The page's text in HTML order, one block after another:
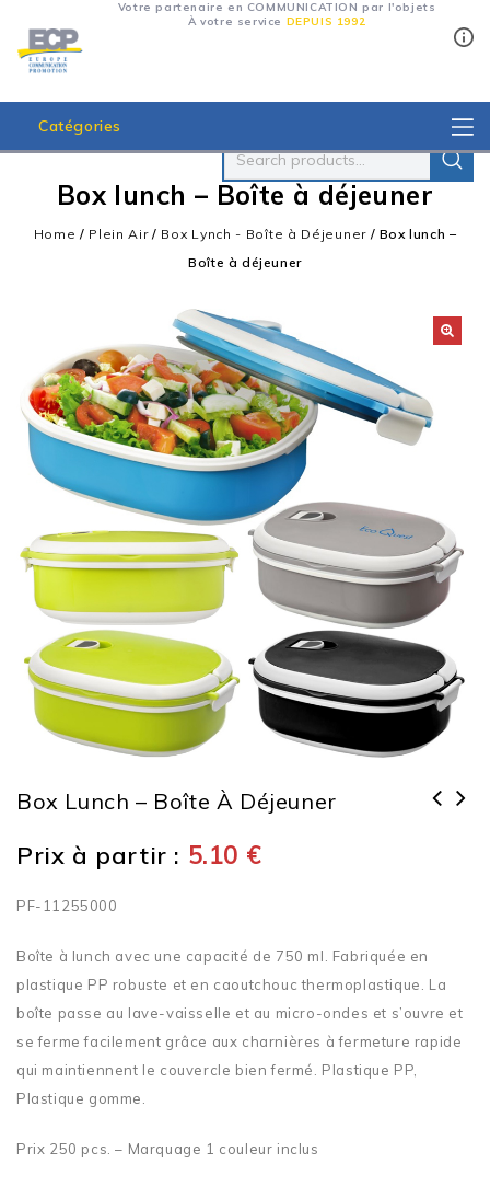
Votre partenaire en COMMUNICATION par l'objets
À votre service DEPUIS 1992
Catégories
Box lunch – Boîte à déjeuner
Home / Plein Air/ Box Lynch - Boîte à Déjeuner/ Box lunch –
Boîte à déjeuner
Box Lunch – Boîte À Déjeuner
Prix à partir : 5.10 €
PF-11255000
Boîte à lunch avec une capacité de 750 ml. Fabriquée en
plastique PP robuste et en caoutchouc thermoplastique. La
boîte passe au lave-vaisselle et au micro-ondes et s’ouvre et
se ferme facilement grâce aux charnières à fermeture rapide
qui maintiennent le couvercle bien fermé. Plastique PP,
Plastique gomme.
Prix 250 pcs. – Marquage 1 couleur inclus